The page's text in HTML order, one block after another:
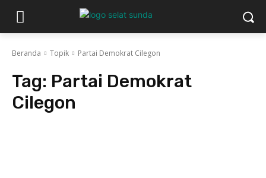
Beranda Topik Partai Demokrat Cilegon
Tag: Partai Demokrat
Cilegon